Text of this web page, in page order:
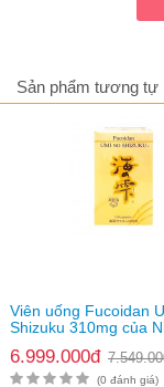
Viên uống
- Hỗ trợ cải thiện sự
- Hỗ trợ bảo vệ
Sản phẩm tương tự
Viên uống Fucoidan
Shizuku 310mg của
6.999.000đ
(0 đánh giá)